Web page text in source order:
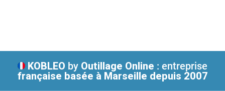
KOBLEO by Outillage Online : entreprise
française basée à Marseille depuis 2007